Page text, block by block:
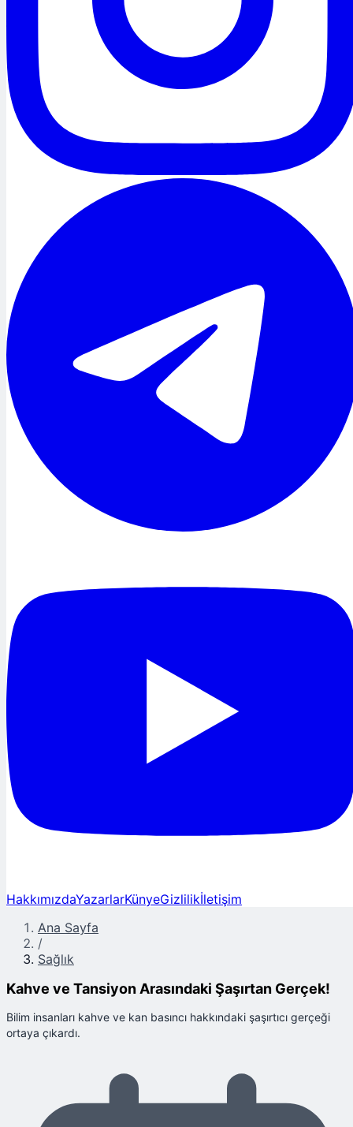
HakkımızdaYazarlarKünyeGizlilikİletişim
Ana Sayfa
/
Sağlık
Kahve ve Tansiyon Arasındaki Şaşırtan Gerçek!
Bilim insanları kahve ve kan basıncı hakkındaki şaşırtıcı gerçeği
ortaya çıkardı.